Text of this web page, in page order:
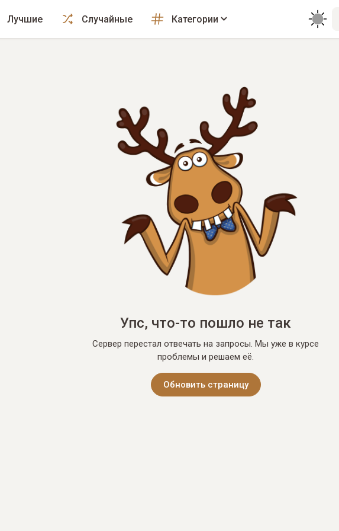
Лучшие Случайные Категории
Упс, что-то пошло не так
Сервер перестал отвечать на запросы. Мы уже в курсе
проблемы и решаем её.
Обновить страницу